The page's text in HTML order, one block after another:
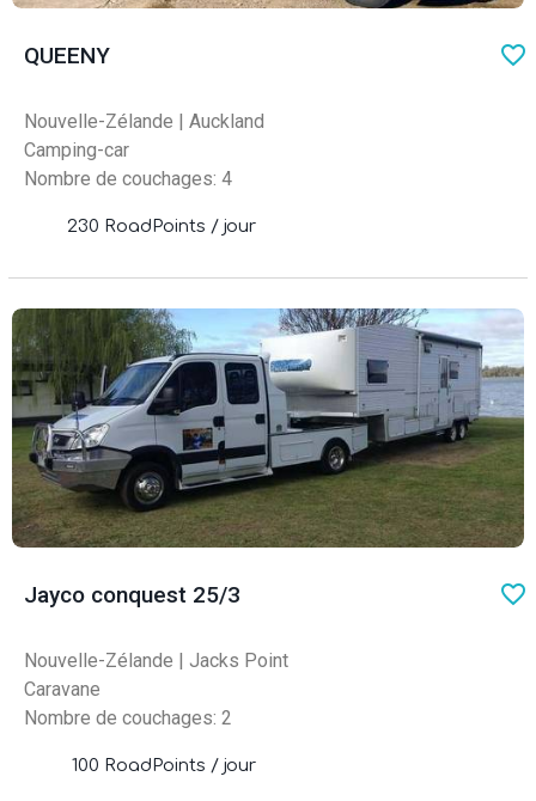
QUEENY
Nouvelle-Zélande | Auckland
Camping-car
Nombre de couchages: 4
230 RoadPoints / jour
Jayco conquest 25/3
Nouvelle-Zélande | Jacks Point
Caravane
Nombre de couchages: 2
100 RoadPoints / jour